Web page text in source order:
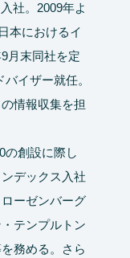
社。2009年よ
本におけるイ
月末同社を定
イザー就任。
情報収集を担
の創設に際し
デックス入社
ーゼンバーグ
テンプルトン
務める。さら